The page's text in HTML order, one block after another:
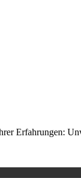
Erfahrungen: